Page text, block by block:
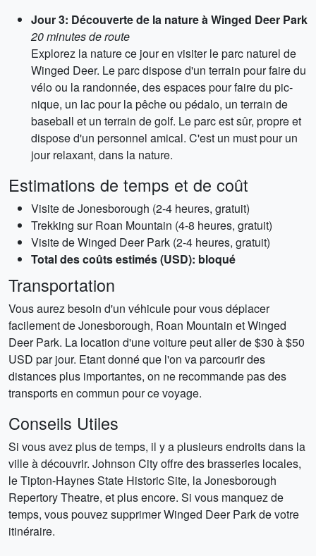
Jour 3: Découverte de la nature à Winged Deer Park
20 minutes de route
Explorez la nature ce jour en visiter le parc naturel de
Winged Deer. Le parc dispose d'un terrain pour faire du
vélo ou la randonnée, des espaces pour faire du pic-
nique, un lac pour la pêche ou pédalo, un terrain de
baseball et un terrain de golf. Le parc est sûr, propre et
dispose d'un personnel amical. C'est un must pour un
jour relaxant, dans la nature.
Estimations de temps et de coût
Visite de Jonesborough (2-4 heures, gratuit)
Trekking sur Roan Mountain (4-8 heures, gratuit)
Visite de Winged Deer Park (2-4 heures, gratuit)
Total des coûts estimés (USD): bloqué
Transportation
Vous aurez besoin d'un véhicule pour vous déplacer
facilement de Jonesborough, Roan Mountain et Winged
Deer Park. La location d'une voiture peut aller de $30 à $50
USD par jour. Etant donné que l'on va parcourir des
distances plus importantes, on ne recommande pas des
transports en commun pour ce voyage.
Conseils Utiles
Si vous avez plus de temps, il y a plusieurs endroits dans la
ville à découvrir. Johnson City offre des brasseries locales,
le Tipton-Haynes State Historic Site, la Jonesborough
Repertory Theatre, et plus encore. Si vous manquez de
temps, vous pouvez supprimer Winged Deer Park de votre
itinéraire.